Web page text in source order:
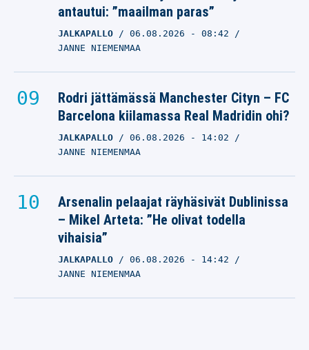
antautui: ”maailman paras”
JALKAPALLO 06.08.2026 - 08:42
JANNE NIEMENMAA
Rodri jättämässä Manchester Cityn – FC
Barcelona kiilamassa Real Madridin ohi?
JALKAPALLO 06.08.2026 - 14:02
JANNE NIEMENMAA
Arsenalin pelaajat räyhäsivät Dublinissa
– Mikel Arteta: ”He olivat todella
vihaisia”
JALKAPALLO 06.08.2026 - 14:42
JANNE NIEMENMAA